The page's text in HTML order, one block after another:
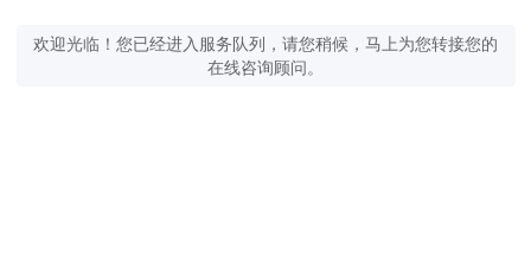
欢迎光临！您已经进入服务队列，请您稍候，马上为您转接您的
在线咨询顾问。